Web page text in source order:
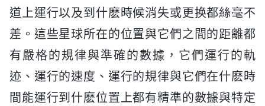
道上運行以及到什麽時候消失或更换都絲毫不
差。這些星球所在的位置與它們之間的距離都
有嚴格的規律與準確的數據，它們運行的軌
迹、運行的速度、運行的規律與它們在什麽時
間能運行到什麽位置上都有精準的數據與特定